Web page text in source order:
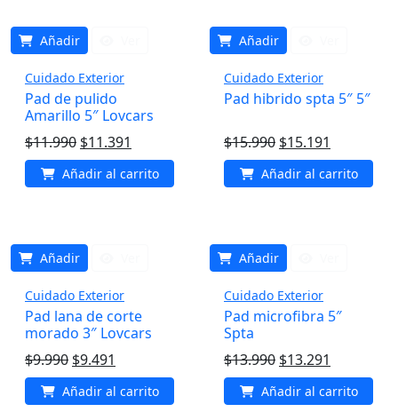
Añadir
Cuidado Exterior
Pad de pulido
Amarillo 5″ Lovcars
$11.990 El
precio
original
$11.391
precio
actual
Añadir al carrito
Añadir
Cuidado Exterior
Pad hibrido spta 5″ 5″
$15.990 El
precio
original
$15.191
precio
actual
Añadir al carrito
Añadir
Cuidado Exterior
Pad lana de corte
morado 3″ Lovcars
$9.990 El
precio
original
$9.491
precio
actual
Añadir al carrito
Añadir
Cuidado Exterior
Pad microfibra 5″
Spta
$13.990 El
precio
original
$13.291
precio
actual
Añadir al carrito